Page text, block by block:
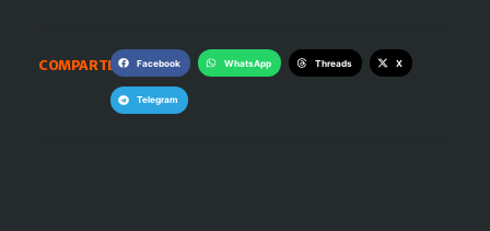
COMPARTE: Facebook WhatsApp Threads X
Telegram